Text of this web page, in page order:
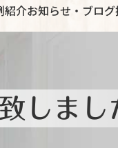
紹介お知らせ・ブログ
しまし